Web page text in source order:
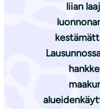
liian